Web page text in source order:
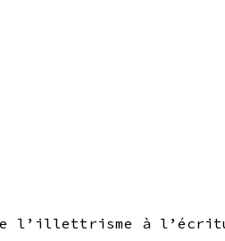
De l’illettrisme à